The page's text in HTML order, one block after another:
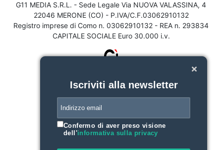
G11 MEDIA S.R.L. - Sede Legale Via NUOVA VALASSINA, 4
22046 MERONE (CO) - P.IVA/C.F.03062910132
Registro imprese di Como n. 03062910132 - REA n. 293834
CAPITALE SOCIALE Euro 30.000 i.v.
Iscriviti alla newsletter
Confermo di aver preso visione
dell'informativa sulla privacy